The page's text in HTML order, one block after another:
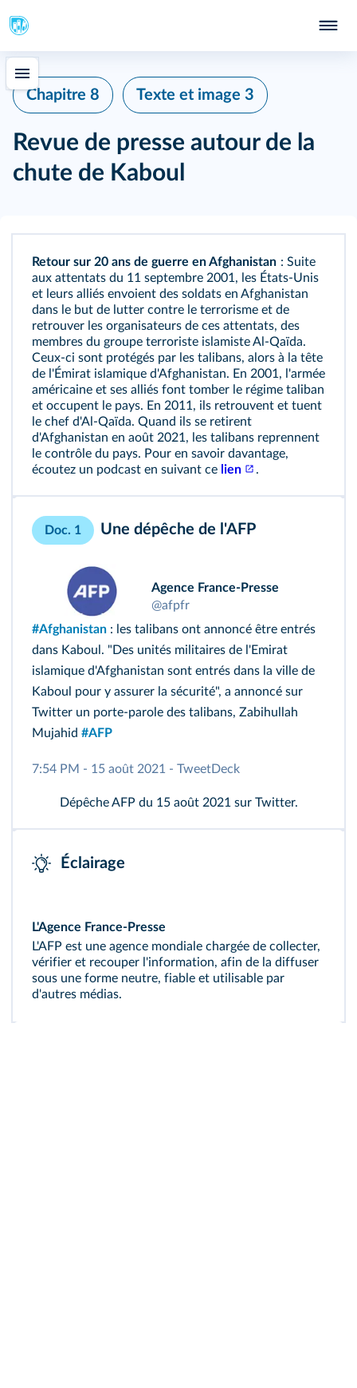
Chapitre 8 Texte et image 3
Revue de presse autour de la
chute de Kaboul
Retour sur 20 ans de guerre en Afghanistan : Suite
aux attentats du 11 septembre 2001, les États-Unis
et leurs alliés envoient des soldats en Afghanistan
dans le but de lutter contre le terrorisme et de
retrouver les organisateurs de ces attentats, des
membres du groupe terroriste islamiste Al-Qaïda.
Ceux-ci sont protégés par les talibans, alors à la tête
de l'Émirat islamique d'Afghanistan. En 2001, l'armée
américaine et ses alliés font tomber le régime taliban
et occupent le pays. En 2011, ils retrouvent et tuent
le chef d'Al-Qaïda. Quand ils se retirent
d'Afghanistan en août 2021, les talibans reprennent
le contrôle du pays. Pour en savoir davantage,
écoutez un podcast en suivant ce lien .
Doc. 1 Une dépêche de l'AFP
Agence France-Presse
@afpfr
#Afghanistan : les talibans ont annoncé être entrés
dans Kaboul. "Des unités militaires de l'Emirat
islamique d'Afghanistan sont entrés dans la ville de
Kaboul pour y assurer la sécurité", a annoncé sur
Twitter un porte-parole des talibans, Zabihullah
Mujahid #AFP
7:54 PM - 15 août 2021 - TweetDeck
Dépêche AFP du 15 août 2021 sur Twitter.
Éclairage
L'Agence France-Presse
L'AFP est une agence mondiale chargée de collecter,
vérifier et recouper l'information, afin de la diffuser
sous une forme neutre, fiable et utilisable par
d'autres médias.